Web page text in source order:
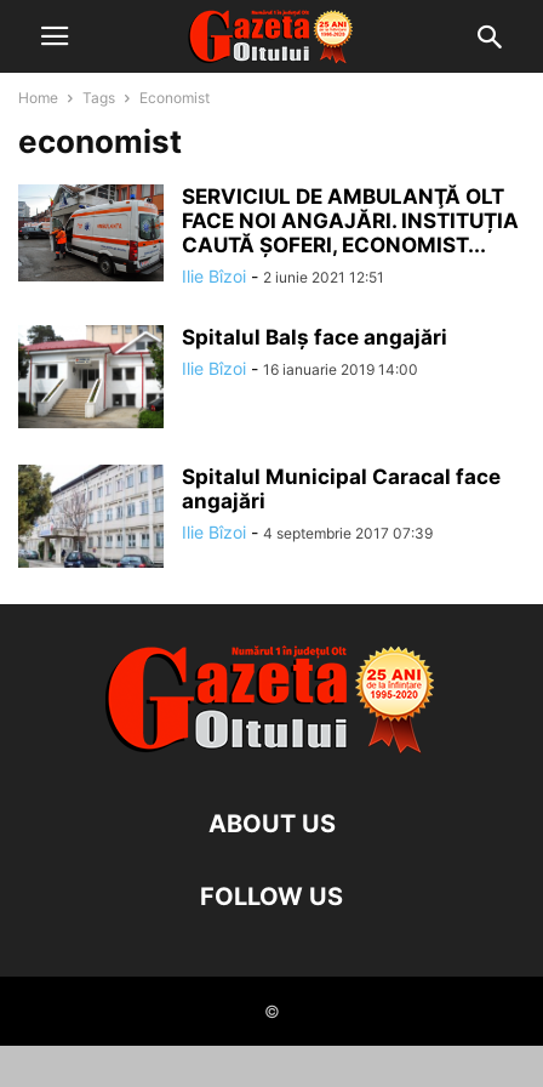
Home Tags Economist
economist
SERVICIUL DE AMBULANŢĂ OLT
FACE NOI ANGAJĂRI. INSTITUȚIA
CAUTĂ ȘOFERI, ECONOMIST...
Ilie Bîzoi - 2 iunie 2021 12:51
Spitalul Balș face angajări
Ilie Bîzoi - 16 ianuarie 2019 14:00
Spitalul Municipal Caracal face
angajări
Ilie Bîzoi - 4 septembrie 2017 07:39
ABOUT US
FOLLOW US
©